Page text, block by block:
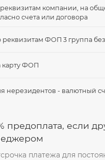
компании, на
счета или договора
реквизитам ФОП 3 группа
карту ФОП
нерезидентов - валютный
предоплата, если
платежа для